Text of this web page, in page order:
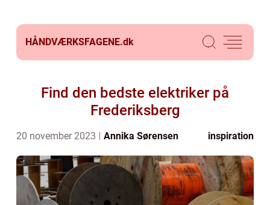
HÅNDVÆRKSFAGENE.dk
Find den bedste elektriker på
Frederiksberg
20 november 2023 Annika Sørensen inspiration